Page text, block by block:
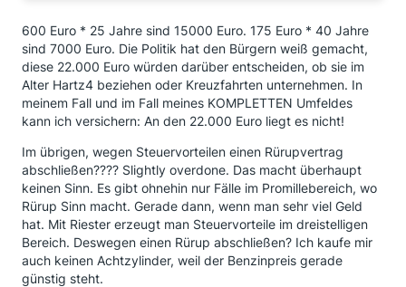
600 Euro * 25 Jahre sind 15000 Euro. 175 Euro * 40 Jahre
sind 7000 Euro. Die Politik hat den Bürgern weiß gemacht,
diese 22.000 Euro würden darüber entscheiden, ob sie im
Alter Hartz4 beziehen oder Kreuzfahrten unternehmen. In
meinem Fall und im Fall meines KOMPLETTEN Umfeldes
kann ich versichern: An den 22.000 Euro liegt es nicht!
Im übrigen, wegen Steuervorteilen einen Rürupvertrag
abschließen???? Slightly overdone. Das macht überhaupt
keinen Sinn. Es gibt ohnehin nur Fälle im Promillebereich, wo
Rürup Sinn macht. Gerade dann, wenn man sehr viel Geld
hat. Mit Riester erzeugt man Steuervorteile im dreistelligen
Bereich. Deswegen einen Rürup abschließen? Ich kaufe mir
auch keinen Achtzylinder, weil der Benzinpreis gerade
günstig steht.